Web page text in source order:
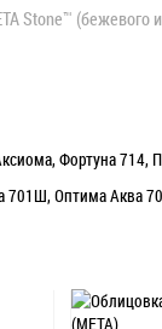
Stone™ (бежевого
Фортуна
701Ш, Оптима Аква